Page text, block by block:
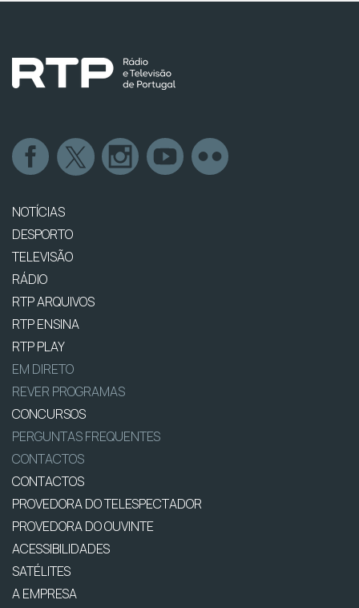
NOTÍCIAS
DESPORTO
TELEVISÃO
RÁDIO
RTP ARQUIVOS
RTP ENSINA
RTP PLAY
EM DIRETO
REVER PROGRAMAS
CONCURSOS
PERGUNTAS FREQUENTES
CONTACTOS
CONTACTOS
PROVEDORA DO TELESPECTADOR
PROVEDORA DO OUVINTE
ACESSIBILIDADES
SATÉLITES
A EMPRESA